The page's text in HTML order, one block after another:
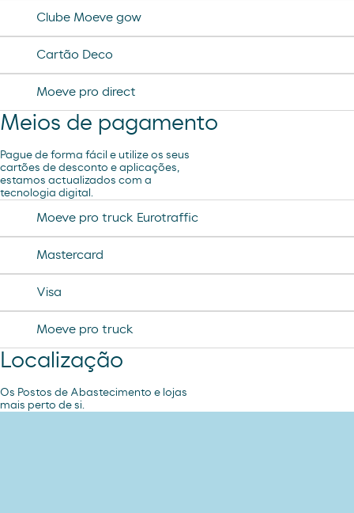
Clube Moeve gow
Cartão Deco
Moeve pro direct
Meios de pagamento
Pague de forma fácil e utilize os seus
cartões de desconto e aplicações,
estamos actualizados com a
tecnologia digital.
Moeve pro truck Eurotraffic
Mastercard
Visa
Moeve pro truck
Localização
Os Postos de Abastecimento e lojas
mais perto de si.